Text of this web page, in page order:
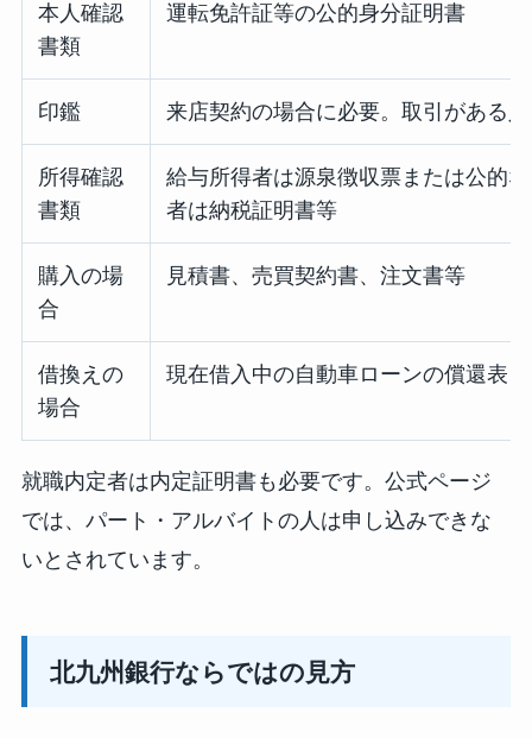
本人確認
書類
運転免許証等の公的身分証明書
印鑑 来店契約の場合に必要。取引がある
所得確認
書類
給与所得者は源泉徴収票または公的
者は納税証明書等
購入の場
合
見積書、売買契約書、注文書等
借換えの
場合
現在借入中の自動車ローンの償還表
就職内定者は内定証明書も必要です。公式ページ
では、パート・アルバイトの人は申し込みできな
いとされています。
北九州銀行ならではの見方